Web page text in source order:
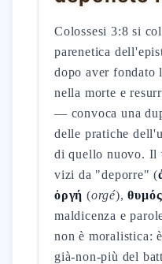
Colossesi 3:8 si
parenetica
dopo aver fondato
nella morte e
— convoca una
delle pratiche
di quello nuovo. Il
vizi da "deporre" (
ὀργή (orgé),θυμός
maldicenza e
non è moralistica:
già-non-più del